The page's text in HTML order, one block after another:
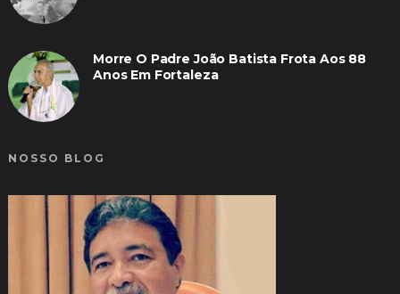
Morre O Padre João Batista Frota Aos 88
Anos Em Fortaleza
NOSSO BLOG